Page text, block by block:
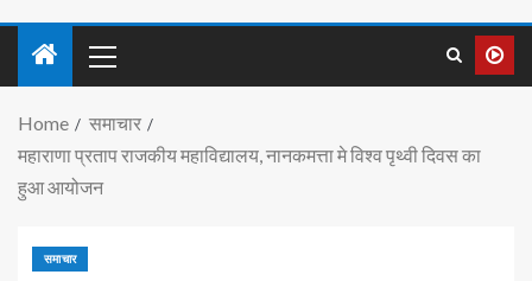
Home
समाचार
महाराणा प्रताप राजकीय महाविद्यालय, नानकमत्ता मे विश्व पृथ्वी दिवस का
हुआ आयोजन
समाचार